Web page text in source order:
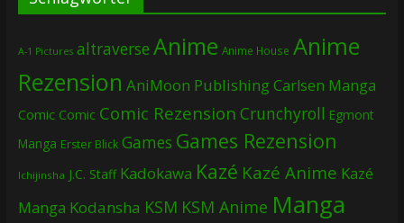
A-1 Pictures altraverse Anime Anime House Anime
Rezension AniMoon PublishingCarlsen Manga
Comic Comic Comic Rezension Crunchyroll Egmont
Manga Erster Blick Games Games Rezension
Ichijinsha J.C. Staff Kadokawa Kazé Kazé Anime Kazé
Manga Kodansha KSM KSM Anime Manga